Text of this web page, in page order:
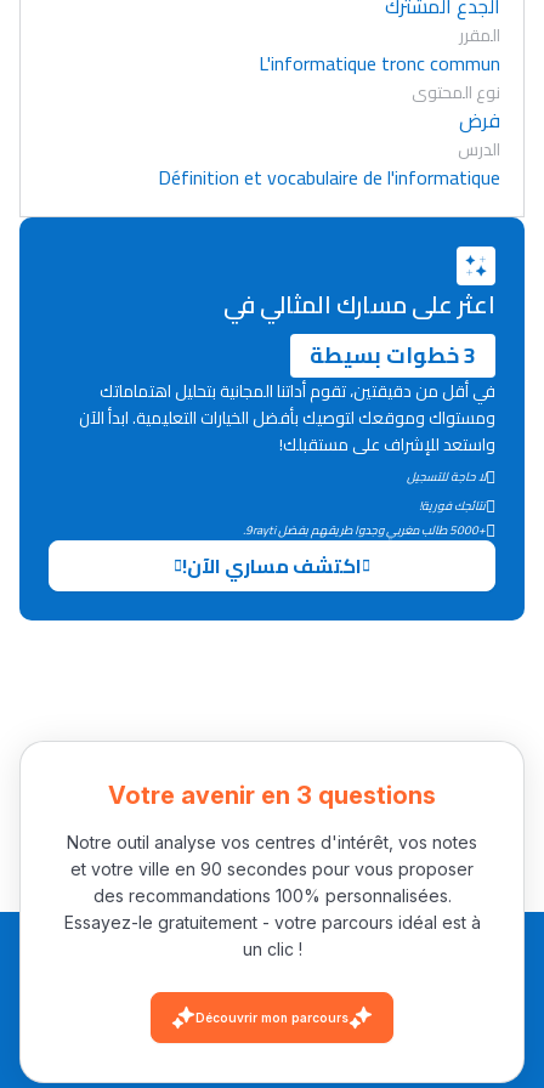
التعليم الثانوي التأهيلي
Collège au Maroc
Interviews/Vidéos
+ de 89 Interviews/Vidéos
المقرر
L'informatique tronc commun
نوع المحتوى
فرض
الدرس
Définition et vocabulaire de l'informatique
اعثر على مسارك المثالي في
3 خطوات بسيطة
في أقل من دقيقتين، تقوم أداتنا المجانية بتحليل اهتماماتك
ومستواك وموقعك لتوصيك بأفضل الخيارات التعليمية. ابدأ الآن
واستعد للإشراف على مستقبلك!
لا حاجة للتسجيل
نتائجك فورية!
+5000 طالب مغربي وجدوا طريقهم بفضل 9rayti.
اكتشف مساري الآن!
Votre avenir en 3 questions
Notre outil analyse vos centres d'intérêt, vos notes
et votre ville en 90 secondes pour vous proposer
des recommandations 100% personnalisées.
Essayez-le gratuitement - votre parcours idéal est à
un clic !
Découvrir mon parcours